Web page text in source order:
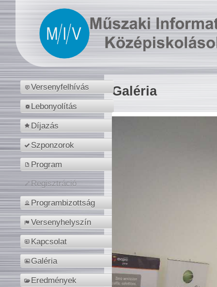
Versenyfelhívás
Lebonyolítás
Díjazás
Szponzorok
Program
Regisztráció
Programbizottság
Versenyhelyszín
Kapcsolat
Galéria
Eredmények
Galéria